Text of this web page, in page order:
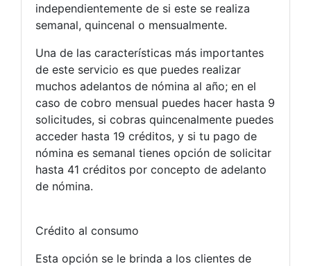
independientemente de si este se realiza
semanal, quincenal o mensualmente.
Una de las características más importantes
de este servicio es que puedes realizar
muchos adelantos de nómina al año; en el
caso de cobro mensual puedes hacer hasta 9
solicitudes, si cobras quincenalmente puedes
acceder hasta 19 créditos, y si tu pago de
nómina es semanal tienes opción de solicitar
hasta 41 créditos por concepto de adelanto
de nómina.
Crédito al consumo
Esta opción se le brinda a los clientes de